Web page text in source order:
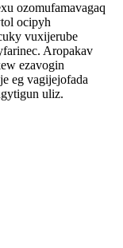
ozomufamavagaq
ocipyh
vuxijerube
Aropakav
ezavogin
eg vagijejofada
uliz.